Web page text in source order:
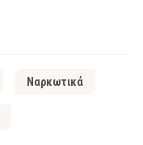
Ναρκωτικά